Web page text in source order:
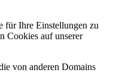
für Ihre Einstellungen zu
Cookies auf unserer
von anderen Domains